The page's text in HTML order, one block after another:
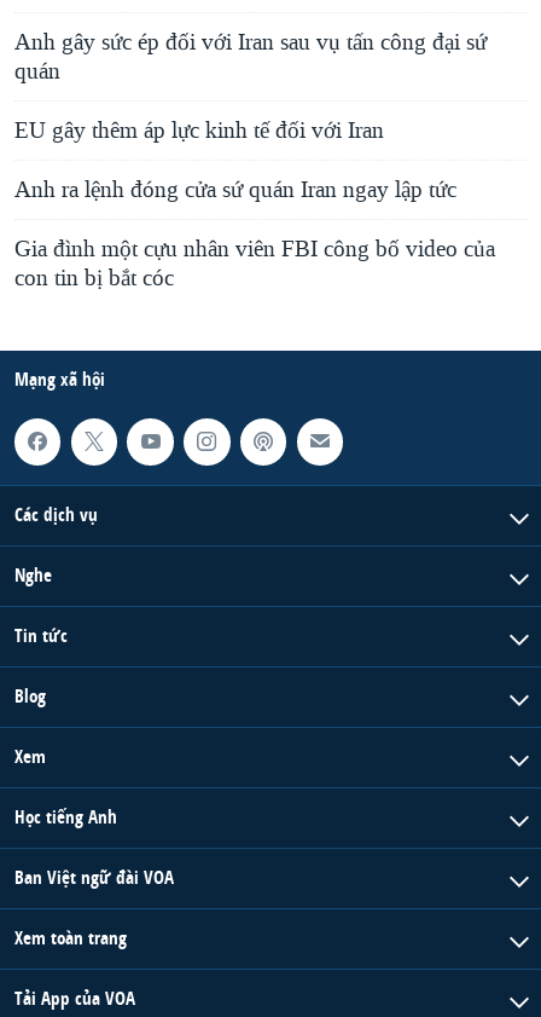
Anh gây sức ép đối với Iran sau vụ tấn công đại sứ
quán
EU gây thêm áp lực kinh tế đối với Iran
Anh ra lệnh đóng cửa sứ quán Iran ngay lập tức
Gia đình một cựu nhân viên FBI công bố video của
con tin bị bắt cóc
Mạng xã hội
Các dịch vụ
Nghe
Tin tức
Blog
Xem
Học tiếng Anh
Ban Việt ngữ đài VOA
Xem toàn trang
Tải App của VOA